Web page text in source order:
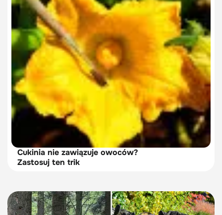
Cukinia nie zawiązuje owoców?
Zastosuj ten trik